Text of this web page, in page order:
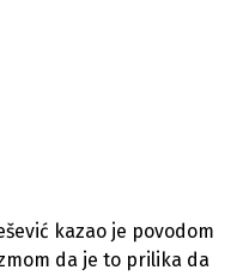
kazao je povodom
da je to prilika da